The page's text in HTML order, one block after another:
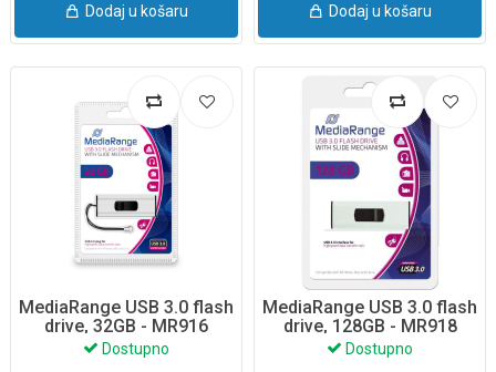
Dodaj u košaru Dodaj u košaru
MediaRange USB 3.0 flash
drive, 32GB - MR916
Dostupno
MediaRange USB 3.0 flash
drive, 128GB - MR918
Dostupno